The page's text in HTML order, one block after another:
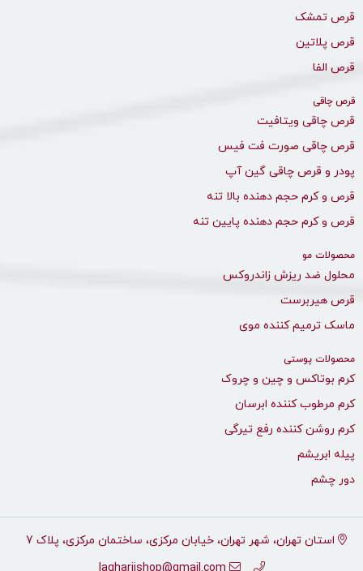
قرص تمشک
قرص پلاتین
قرص الفا
قرص چاقی
قرص چاقی ویتافیت
قرص چاقی صورت فت فیس
پودر و قرص چاقی گین آپ
قرص و کرم حجم دهنده بالا تنه
قرص و کرم حجم دهنده پایین تنه
محصولات مو
محلول ضد ریزش زاندروکس
قرص هیربرست
ماسک ترمیم کننده موی
محصولات پوستی
کرم بوتاکس و چین و چروک
کرم مرطوب کننده ابرسان
کرم روشن کننده رفع تیرگی
پیله ابریشم
دور چشم
استان تهران، شهر تهران، خیابان مرکزی، ساختمان مرکزی، پلاک 7